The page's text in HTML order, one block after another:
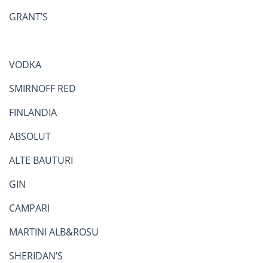
GRANT’S
VODKA
SMIRNOFF RED
FINLANDIA
ABSOLUT
ALTE BAUTURI
GIN
CAMPARI
MARTINI ALB&ROSU
SHERIDAN’S